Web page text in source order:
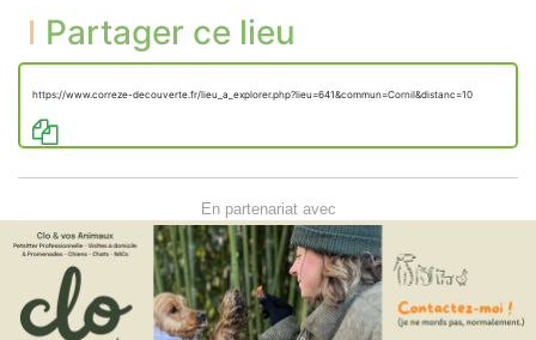
Partager ce lieu
https://www.correze-decouverte.fr/lieu_a_explorer.php?lieu=641&commun=Cornil&distanc=10
En partenariat avec